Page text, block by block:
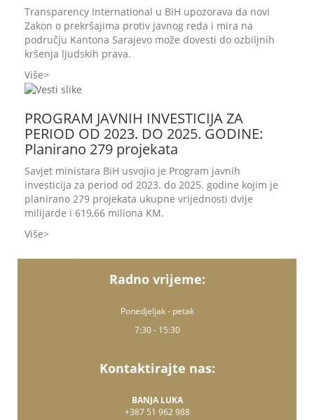
Transparency International u BiH upozorava da novi
Zakon o prekršajima protiv javnog reda i mira na
području Kantona Sarajevo može dovesti do ozbiljnih
kršenja ljudskih prava.
Više
PROGRAM JAVNIH INVESTICIJA ZA
PERIOD OD 2023. DO 2025. GODINE:
Planirano 279 projekata
Savjet ministara BiH usvojio je Program javnih
investicija za period od 2023. do 2025. godine kojim je
planirano 279 projekata ukupne vrijednosti dvije
milijarde i 619,66 miliona KM.
Više
Radno vrijeme:
Ponedjeljak - petak
7:30 - 15:30
Kontaktirajte nas:
BANJA LUKA
+387 51 962 988